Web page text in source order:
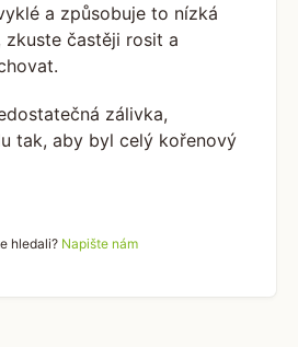
a způsobuje to nízká
zkuste častěji rosit a
zálivka,
tak, aby byl celý kořenový
hledali? Napište nám